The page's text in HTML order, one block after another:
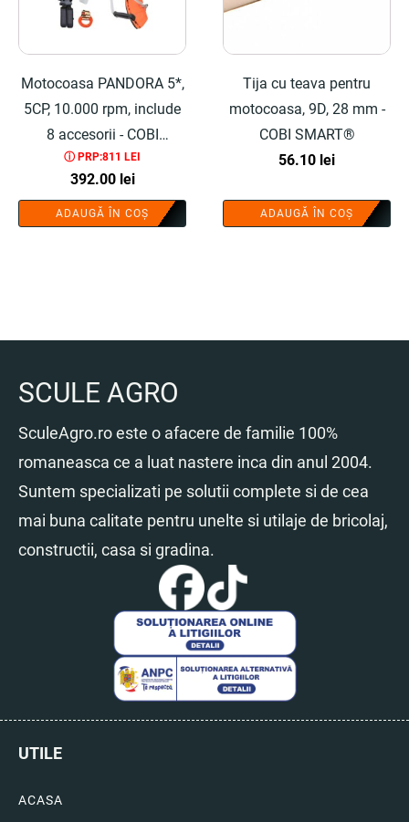
Motocoasa PANDORA 5*,
5CP, 10.000 rpm, include
8 accesorii - COBI
SMART®
ⓘ PRP:811 LEI
392.00 lei
ADAUGĂ ÎN COȘ
Tija cu teava pentru
motocoasa, 9D, 28 mm -
COBI SMART®
56.10 lei
ADAUGĂ ÎN COȘ
SCULE AGRO
SculeAgro.ro este o afacere de familie 100%
romaneasca ce a luat nastere inca din anul 2004.
Suntem specializati pe solutii complete si de cea
mai buna calitate pentru unelte si utilaje de bricolaj,
constructii, casa si gradina.
UTILE
ACASA